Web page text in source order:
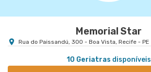
Memorial Star
Rua do Paissandú, 300 - Boa Vista, Recife - PE
10 Geriatras disponíveis